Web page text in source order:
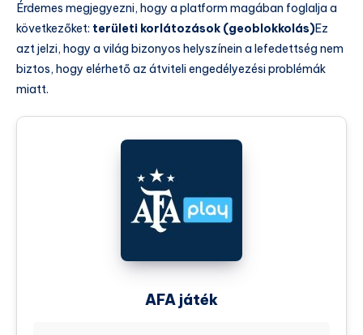
Érdemes megjegyezni, hogy a platform magában foglalja a
következőket: területi korlátozások (geoblokkolás)Ez
azt jelzi, hogy a világ bizonyos helyszínein a lefedettség nem
biztos, hogy elérhető az átviteli engedélyezési problémák
miatt.
AFA játék